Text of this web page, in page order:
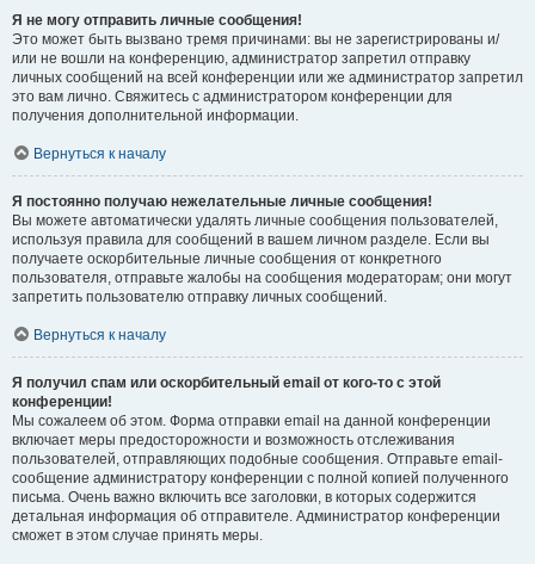
Я не могу отправить личные сообщения!
Это может быть вызвано тремя причинами: вы не зарегистрированы и/
или не вошли на конференцию, администратор запретил отправку
личных сообщений на всей конференции или же администратор запретил
это вам лично. Свяжитесь с администратором конференции для
получения дополнительной информации.
Вернуться к началу
Я постоянно получаю нежелательные личные сообщения!
Вы можете автоматически удалять личные сообщения пользователей,
используя правила для сообщений в вашем личном разделе. Если вы
получаете оскорбительные личные сообщения от конкретного
пользователя, отправьте жалобы на сообщения модераторам; они могут
запретить пользователю отправку личных сообщений.
Вернуться к началу
Я получил спам или оскорбительный email от кого-то с этой
конференции!
Мы сожалеем об этом. Форма отправки email на данной конференции
включает меры предосторожности и возможность отслеживания
пользователей, отправляющих подобные сообщения. Отправьте email-
сообщение администратору конференции с полной копией полученного
письма. Очень важно включить все заголовки, в которых содержится
детальная информация об отправителе. Администратор конференции
сможет в этом случае принять меры.